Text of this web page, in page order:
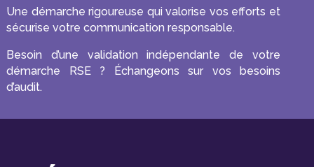
Une démarche rigoureuse qui valorise vos efforts et
sécurise votre communication responsable.
Besoin d’une validation indépendante de votre
démarche RSE ? Échangeons sur vos besoins
d’audit.